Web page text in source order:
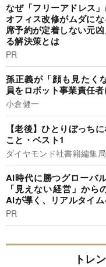
なぜ「フリーアドレス
オフィス改修がムダに
席予約が定着しない元
る解決策とは
PR
孫正義が「顔も見たく
員をロボット事業責任
小倉健一
【老後】ひとりぼっち
こと・ベスト1
ダイヤモンド社書籍編集局
AI時代に勝つグローバ
「見えない経営」から
AIが導く、リアルタイ
PR
トレ